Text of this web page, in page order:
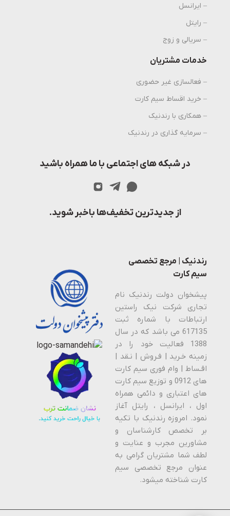
– ایرانسل
– رایتل
– سریالی و زوج
خدمات مشتریان
– فعالسازی غیر حضوری
– خرید اقساط سیم کارت
– همکاری با رندنیک
– سرمایه گذاری در رندنیک
در شبکه های اجتماعی با ما همراه باشید
از جدیدترین تخفیف‌ها باخبر شوید.
رندنیک | مرجع تخصصی
سیم کارت
پیشخوان دولت رندنیک نام
تجاری شرکت نیک راستین
ارتباطات با شماره ثبت
617135 می باشد که در سال
1388 فعالیت خود را در
زمینه خـرید | فـروش | نـقد |
اقـساط | وام فوری سیم کارت
های 0912 و توزیع سیم کارت
های اعتباری و دائمی همراه
اول ، ایرانسل ، رایتل آغاز
نمود. امروزه رندنیک با تکیه
بر تخصص کارشناسان و
مشاورین مجرب و عنایت و
لطف شما مشتریان گرامی به
عنوان مرجع تخصصی سیم
کارت شناخته میشود.